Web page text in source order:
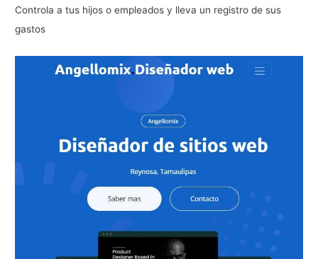
Controla a tus hijos o empleados y lleva un registro de sus
gastos